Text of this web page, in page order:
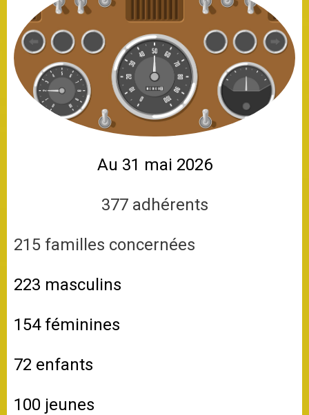
Au 31 mai 2026
377 adhérents
215 familles concernées
223 masculins
154 féminines
72 enfants
100 jeunes